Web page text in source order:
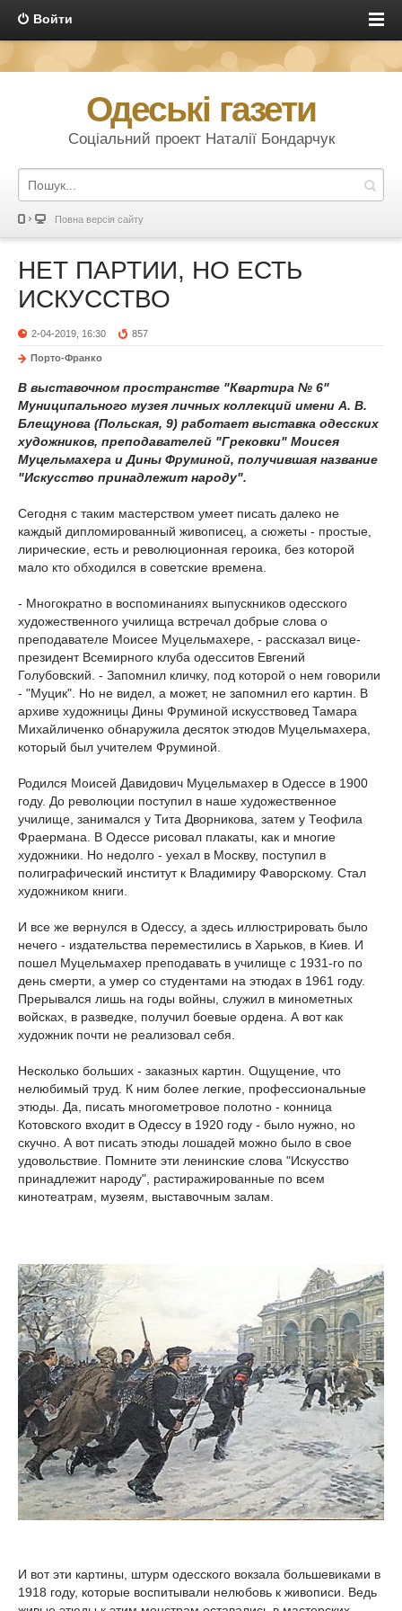
Войти
Одеські газети
Соціальний проект Наталії Бондарчук
Повна версія сайту
НЕТ ПАРТИИ, НО ЕСТЬ
ИСКУССТВО
2-04-2019, 16:30 857
Порто-Франко
В выставочном пространстве "Квартира № 6"
Муниципального музея личных коллекций имени А. В.
Блещунова (Польская, 9) работает выставка одесских
художников, преподавателей "Грековки" Моисея
Муцельмахера и Дины Фруминой, получившая название
"Искусство принадлежит народу".
Сегодня с таким мастерством умеет писать далеко не
каждый дипломированный живописец, а сюжеты - простые,
лирические, есть и революционная героика, без которой
мало кто обходился в советские времена.
- Многократно в воспоминаниях выпускников одесского
художественного училища встречал добрые слова о
преподавателе Моисее Муцельмахере, - рассказал вице-
президент Всемирного клуба одесситов Евгений
Голубовский. - Запомнил кличку, под которой о нем говорили
- "Муцик". Но не видел, а может, не запомнил его картин. В
архиве художницы Дины Фруминой искусствовед Тамара
Михайличенко обнаружила десяток этюдов Муцельмахера,
который был учителем Фруминой.
Родился Моисей Давидович Муцельмахер в Одессе в 1900
году. До революции поступил в наше художественное
училище, занимался у Тита Дворникова, затем у Теофила
Фраермана. В Одессе рисовал плакаты, как и многие
художники. Но недолго - уехал в Москву, поступил в
полиграфический институт к Владимиру Фаворскому. Стал
художником книги.
И все же вернулся в Одессу, а здесь иллюстрировать было
нечего - издательства переместились в Харьков, в Киев. И
пошел Муцельмахер преподавать в училище с 1931-го по
день смерти, а умер со студентами на этюдах в 1961 году.
Прерывался лишь на годы войны, служил в минометных
войсках, в разведке, получил боевые ордена. А вот как
художник почти не реализовал себя.
Несколько больших - заказных картин. Ощущение, что
нелюбимый труд. К ним более легкие, профессиональные
этюды. Да, писать многометровое полотно - конница
Котовского входит в Одессу в 1920 году - было нужно, но
скучно. А вот писать этюды лошадей можно было в свое
удовольствие. Помните эти ленинские слова "Искусство
принадлежит народу", растиражированные по всем
кинотеатрам, музеям, выставочным залам.
И вот эти картины, штурм одесского вокзала большевиками в
1918 году, которые воспитывали нелюбовь к живописи. Ведь